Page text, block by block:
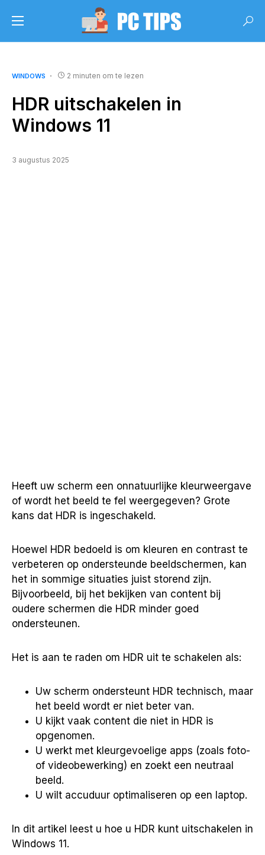
WINDOWS 2 minuten om te lezen
HDR uitschakelen in
Windows 11
3 augustus 2025
Heeft uw scherm een onnatuurlijke kleurweergave
of wordt het beeld te fel weergegeven? Grote
kans dat HDR is ingeschakeld.
Hoewel HDR bedoeld is om kleuren en contrast te
verbeteren op ondersteunde beeldschermen, kan
het in sommige situaties juist storend zijn.
Bijvoorbeeld, bij het bekijken van content bij
oudere schermen die HDR minder goed
ondersteunen.
Het is aan te raden om HDR uit te schakelen als:
Uw scherm ondersteunt HDR technisch, maar
het beeld wordt er niet beter van.
U kijkt vaak content die niet in HDR is
opgenomen.
U werkt met kleurgevoelige apps (zoals foto-
of videobewerking) en zoekt een neutraal
beeld.
U wilt accuduur optimaliseren op een laptop.
In dit artikel leest u hoe u HDR kunt uitschakelen in
Windows 11.